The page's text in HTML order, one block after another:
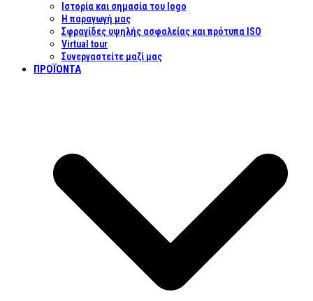
Ιστορία και σημασία του logo
Η παραγωγή μας
Σφραγίδες υψηλής ασφαλείας και πρότυπα ISO
Virtual tour
Συνεργαστείτε μαζί μας
ΠΡΟΪΌΝΤΑ